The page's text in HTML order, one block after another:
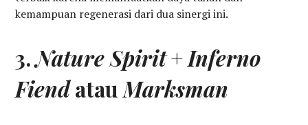
kemampuan regenerasi dari dua sinergi ini.
3.Nature Spirit+Inferno
FiendatauMarksman